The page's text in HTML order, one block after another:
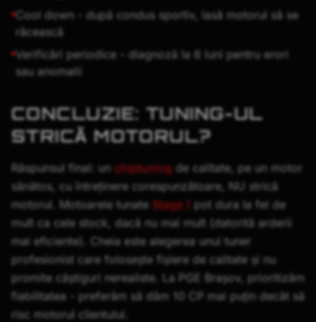
Cool down - după condus sportiv, lasă motorul să se
răcească
Verificări periodice - diagnoză la 6 luni pentru erori
sau anomalii
CONCLUZIE: TUNING-UL
STRICĂ MOTORUL?
Răspunsul final: unchiptuningde calitate, pe un motor
sănătos, cu întreținere corespunzătoare, NU strică
motorul. Motoarele tunate Stage 1 pot dura la fel de
mult ca cele stock, dacă nu mai mult (datorită arderii
mai eficiente). Cheia este alegerea unui tuner
profesionist care folosește fișiere de calitate și nu
promite câștiguri nerealiste. La PGE Brașov, prioritizăm
fiabilitatea - preferăm să dăm 10 CP mai puțin decât să
risc motorul clientului.